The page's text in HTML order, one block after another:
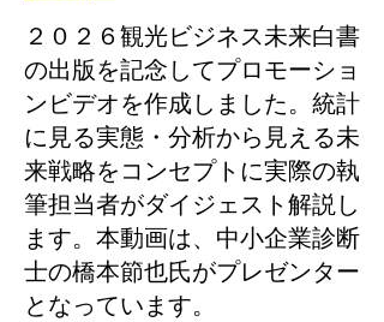
２０２６観光ビジネス未来白書
の出版を記念してプロモーショ
ンビデオを作成しました。統計
に見る実態・分析から見える未
来戦略をコンセプトに実際の執
筆担当者がダイジェスト解説し
ます。本動画は、中小企業診断
士の橋本節也氏がプレゼンター
となっています。